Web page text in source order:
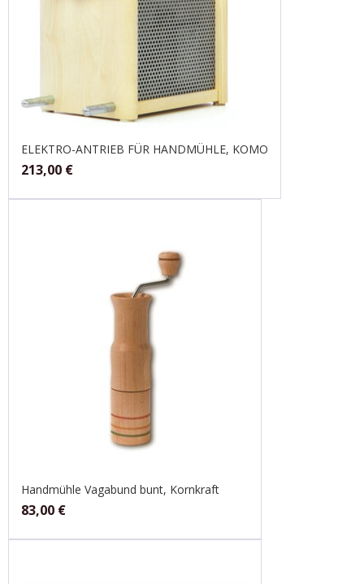
ELEKTRO-ANTRIEB FÜR HANDMÜHLE, KOMO
213,00 €
Handmühle Vagabund bunt, Kornkraft
83,00 €